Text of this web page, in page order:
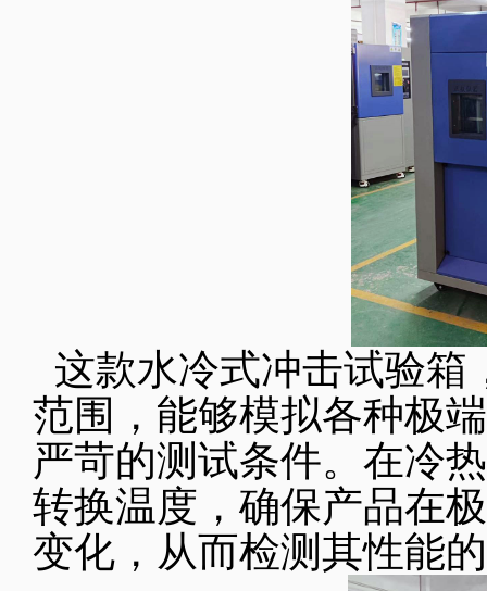
这款水冷式冲击试验
范围，能够模拟各种极
严苛的测试条件。在冷
转换温度，确保产品在
变化，从而检测其性能